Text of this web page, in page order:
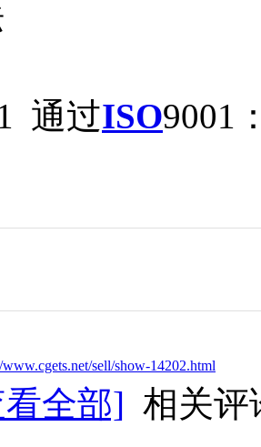
通过ISO9001
sell/show-14202.html
全部] 相关评